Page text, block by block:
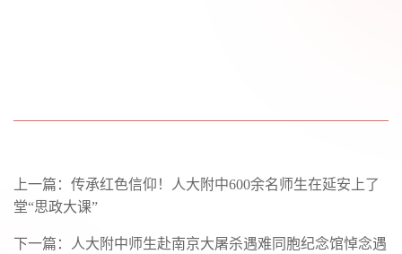
上一篇： 传承红色信仰！人大附中600余名师生在延安上了
堂“思政大课”
下一篇：
人大附中师生赴南京大屠杀遇难同胞纪念馆悼念遇